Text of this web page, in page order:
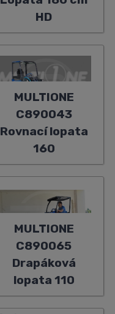
HD
MULTIONE
C890043
Rovnací lopata
160
MULTIONE
C890065
Drapáková
lopata 110